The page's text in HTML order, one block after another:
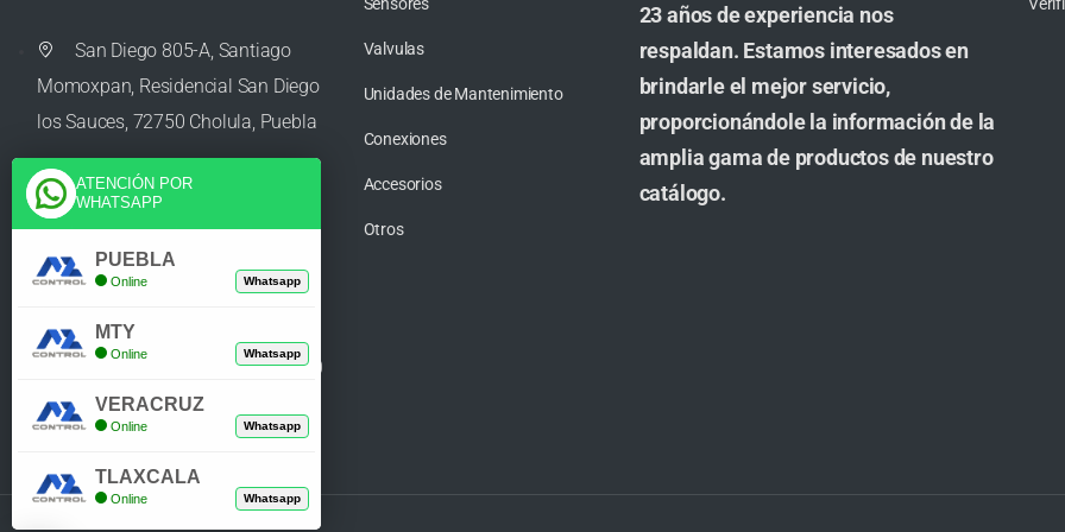
San Diego 805-A, Santiago
Momoxpan, Residencial San Diego
los Sauces, 72750 Cholula, Puebla
ventas@azcontrolpuebla.com
Poniente. 7 469, Centro, 94370
Orizaba, Veracruz
Valvulas
Unidades de Mantenimiento
Conexiones
Accesorios
Otros
23 años de experiencia nos
respaldan. Estamos interesados en
brindarle el mejor servicio,
proporcionándole la información de la
amplia gama de productos de nuestro
catálogo.
ATENCIÓN POR
WHATSAPP
PUEBLA
Online Whatsapp
MTY
Online Whatsapp
VERACRUZ
Online Whatsapp
TLAXCALA
Online Whatsapp